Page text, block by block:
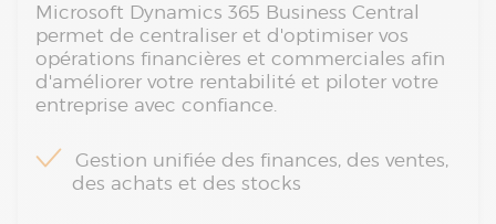
Microsoft Dynamics 365 Business Central
permet de centraliser et d'optimiser vos
opérations financières et commerciales afin
d'améliorer votre rentabilité et piloter votre
entreprise avec confiance.
Gestion unifiée des finances, des ventes,
des achats et des stocks